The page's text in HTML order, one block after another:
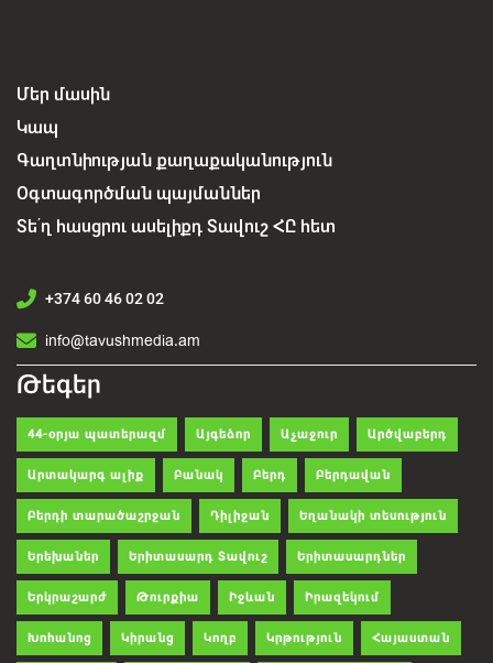
Մեր մասին
Կապ
Գաղտնիության քաղաքականություն
Օգտագործման պայմաններ
Տե՛ղ հասցրու ասելիքդ Տավուշ ՀԸ հետ
+374 60 46 02 02
info@tavushmedia.am
Թեգեր
44-օրյա պատերազմ Այգեձոր Աչաջուր Արծվաբերդ
Արտակարգ ալիք Բանակ Բերդ Բերդավան
Բերդի տարածաշրջան Դիլիջան Եղանակի տեսություն
Երեխաներ Երիտասարդ Տավուշ Երիտասարդներ
Երկրաշարժ Թուրքիա Իջևան Իրազեկում
Խոհանոց Կիրանց Կողբ Կրթություն Հայաստան